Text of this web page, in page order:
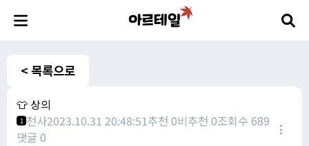
< 목록으로
👕 상의
1 천사2023.10.31 20:48:51추천 0비추천 0조회수 689
댓글 0